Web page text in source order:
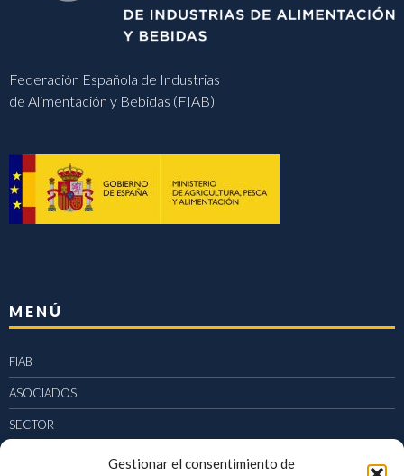
Gestionar el consentimiento de
Federación Española de Industrias
de Alimentación y Bebidas (FIAB)
MENÚ
FIAB
ASOCIADOS
SECTOR